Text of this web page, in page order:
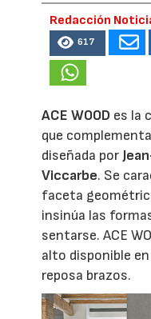
Redacción
617
ACE WOOD es la
que
diseñada por
Viccarbe. Se
faceta
insinúa las
sentarse. ACE
alto disponible
reposa brazos.